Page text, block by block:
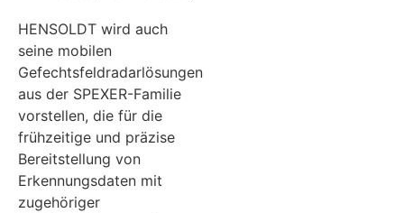
HENSOLDT wird auch
seine mobilen
Gefechtsfeldradarlösungen
aus der SPEXER-Familie
vorstellen, die für die
frühzeitige und präzise
Bereitstellung von
Erkennungsdaten mit
zugehöriger